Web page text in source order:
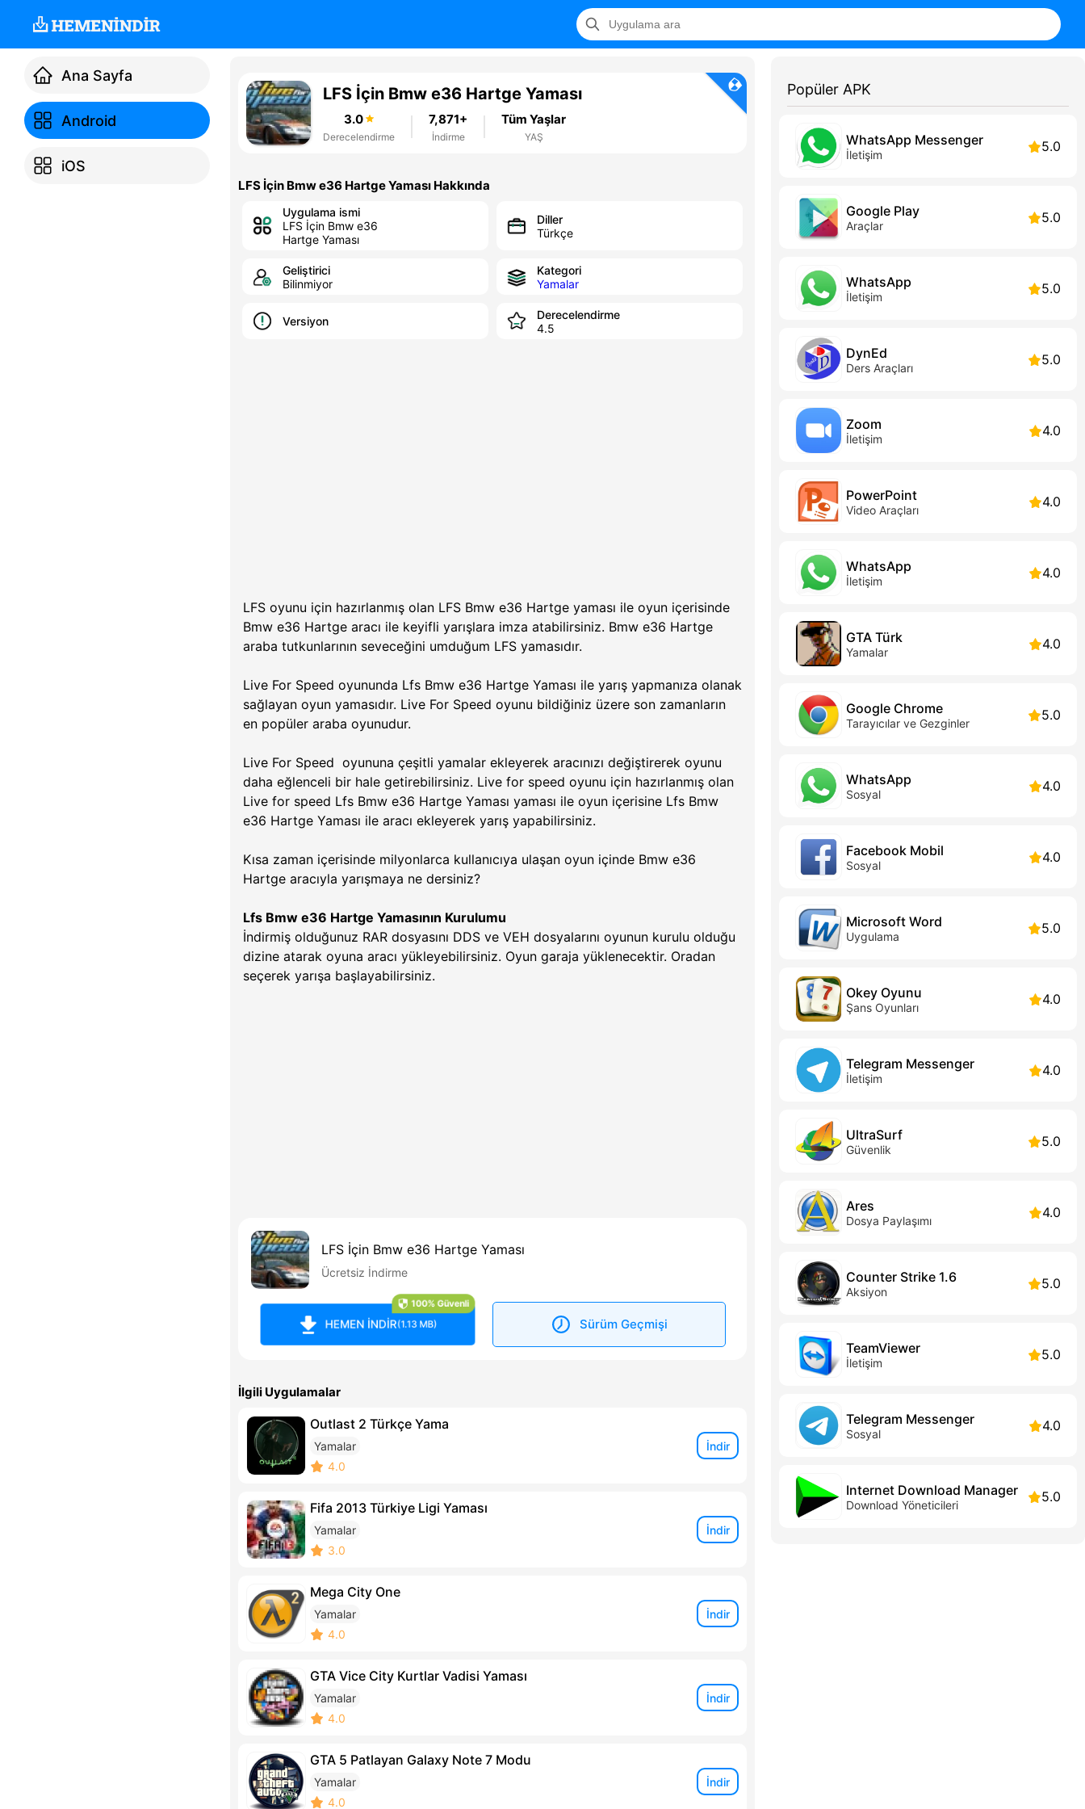
Ana Sayfa
Android
iOS
LFS İçin Bmw e36 Hartge Yaması
3.0
Derecelendirme
7,871+
İndirme
Tüm Yaşlar
YAŞ
LFS İçin Bmw e36 Hartge Yaması Hakkında
Uygulama ismi
LFS İçin Bmw e36
Hartge Yaması
Diller
Türkçe
Geliştirici
Bilinmiyor
Kategori
Yamalar
Versiyon
Derecelendirme
4.5
LFS oyunu için hazırlanmış olan LFS Bmw e36 Hartge yaması ile oyun içerisinde
Bmw e36 Hartge aracı ile keyifli yarışlara imza atabilirsiniz. Bmw e36 Hartge
araba tutkunlarının seveceğini umduğum LFS yamasıdır.
Live For Speed oyununda Lfs Bmw e36 Hartge Yaması ile yarış yapmanıza olanak
sağlayan oyun yamasıdır. Live For Speed oyunu bildiğiniz üzere son zamanların
en popüler araba oyunudur.
Live For Speed oyununa çeşitli yamalar ekleyerek aracınızı değiştirerek oyunu
daha eğlenceli bir hale getirebilirsiniz. Live for speed oyunu için hazırlanmış olan
Live for speed Lfs Bmw e36 Hartge Yaması yaması ile oyun içerisine Lfs Bmw
e36 Hartge Yaması ile aracı ekleyerek yarış yapabilirsiniz.
Kısa zaman içerisinde milyonlarca kullanıcıya ulaşan oyun içinde Bmw e36
Hartge aracıyla yarışmaya ne dersiniz?
Lfs Bmw e36 Hartge Yamasının Kurulumu
İndirmiş olduğunuz RAR dosyasını DDS ve VEH dosyalarını oyunun kurulu olduğu
dizine atarak oyuna aracı yükleyebilirsiniz. Oyun garaja yüklenecektir. Oradan
seçerek yarışa başlayabilirsiniz.
LFS İçin Bmw e36 Hartge Yaması
Ücretsiz İndirme
HEMEN İNDİR(1.13 MB)
100% Güvenli
Sürüm Geçmişi
İlgili Uygulamalar
Outlast 2 Türkçe Yama
Yamalar
4.0
İndir
Fifa 2013 Türkiye Ligi Yaması
Yamalar
3.0
İndir
Mega City One
Yamalar
4.0
İndir
GTA Vice City Kurtlar Vadisi Yaması
Yamalar
4.0
İndir
GTA 5 Patlayan Galaxy Note 7 Modu
Yamalar
4.0
İndir
Popüler APK
WhatsApp Messenger
İletişim 5.0
Google Play
Araçlar 5.0
WhatsApp
İletişim 5.0
DynEd
Ders Araçları 5.0
Zoom
İletişim 4.0
PowerPoint
Video Araçları 4.0
WhatsApp
İletişim 4.0
GTA Türk
Yamalar 4.0
Google Chrome
Tarayıcılar ve Gezginler 5.0
WhatsApp
Sosyal 4.0
Facebook Mobil
Sosyal 4.0
Microsoft Word
Uygulama 5.0
Okey Oyunu
Şans Oyunları 4.0
Telegram Messenger
İletişim 4.0
UltraSurf
Güvenlik 5.0
Ares
Dosya Paylaşımı 4.0
Counter Strike 1.6
Aksiyon 5.0
TeamViewer
İletişim 5.0
Telegram Messenger
Sosyal 4.0
Internet Download Manager
Download Yöneticileri 5.0